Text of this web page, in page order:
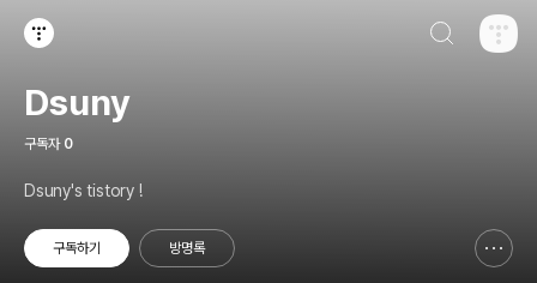
Dsuny
구독자 0
Dsuny's tistory !
구독하기 방명록